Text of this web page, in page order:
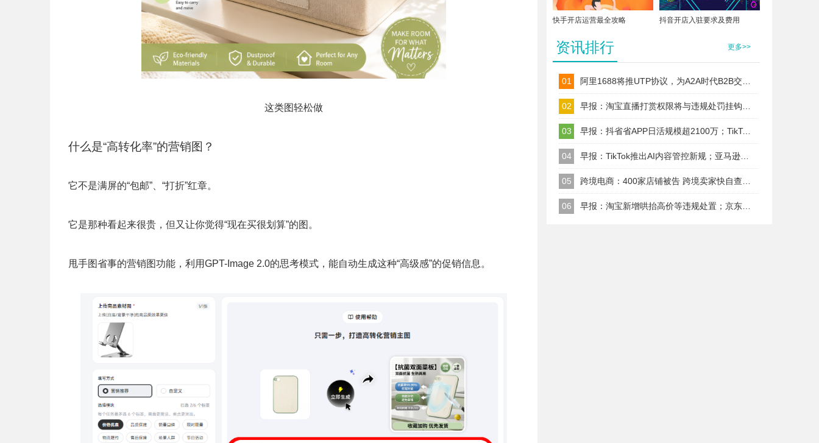
这类图轻松做
什么是“高转化率”的营销图？
它不是满屏的“包邮”、“打折”红章。
它是那种看起来很贵，但又让你觉得“现在买很划算”的图。
甩手图省事的营销图功能，利用GPT-Image 2.0的思考模式，能自动生成这种“高级感”的促销信息。
快手开店运营最全攻略 抖音开店入驻要求及费用
资讯排行 更多>>
01
02
03 早报：抖省省APP日活规模超2100万；TikTok美区试水全托管代运营
04
05
06